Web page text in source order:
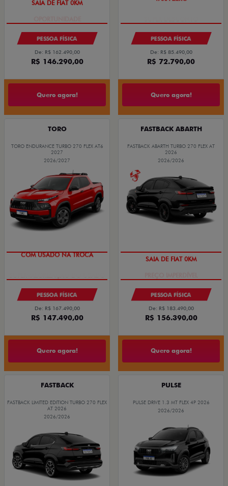
PESSOA FÍSICA
De: R$ 162.490,00
R$ 146.290,00
Quero agora!
PESSOA FÍSICA
De: R$ 85.490,00
R$ 72.790,00
Quero agora!
TORO
TORO ENDURANCE TURBO 270 FLEX AT6
2027
2026/2027
COM USADO NA TROCA
PESSOA FÍSICA
De: R$ 167.490,00
R$ 147.490,00
Quero agora!
FASTBACK ABARTH
FASTBACK ABARTH TURBO 270 FLEX AT
2026
2026/2026
SAIA DE FIAT 0KM
PESSOA FÍSICA
De: R$ 183.490,00
R$ 156.390,00
Quero agora!
FASTBACK
FASTBACK LIMITED EDITION TURBO 270 FLEX
AT 2026
2026/2026
PULSE
PULSE DRIVE 1.3 MT FLEX 4P 2026
2026/2026